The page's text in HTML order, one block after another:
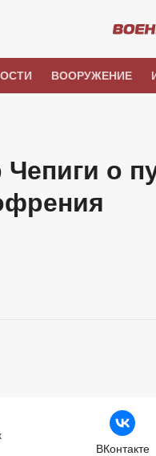
ВООРУЖЕНИЕ
о
ВКонтакте